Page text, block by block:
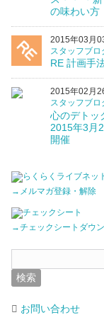
の味わい方
2015年03月
スタッフブロ
RE 計画手
2015年02月
スタッフブロ
心のデトッ
2015年3月
開催
→メルマガ登録・解除
→チェックシートダウ
お問い合わせ